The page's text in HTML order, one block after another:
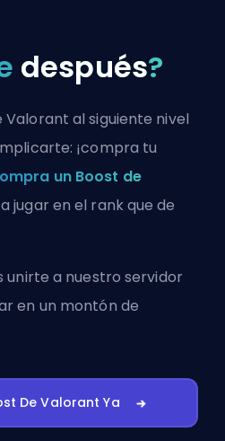
después?
al siguiente nivel
¡compra tu
un Boost de
jugar en el rank que de
unirte a nuestro servidor
en un montón de
De Valorant Ya